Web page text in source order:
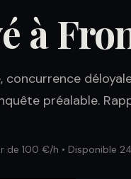
à
préalable.
de 100 €/h • Disponible